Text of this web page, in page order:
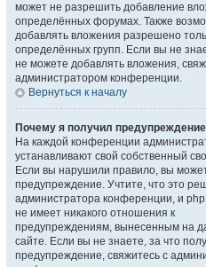
может не разрешить добавление
определённых форумах. Также
добавлять вложения разрешено
определённых групп. Если вы не
не можете добавлять вложения,
администратором конференции.
Вернуться к началу
Почему я получил
На каждой конференции
устанавливают свой собственный
Если вы нарушили правило, вы
предупреждение. Учтите, что это
администратора конференции, и
не имеет никакого отношения к
предупреждениям, вынесенным на
сайте. Если вы не знаете, за что
предупреждение, свяжитесь с